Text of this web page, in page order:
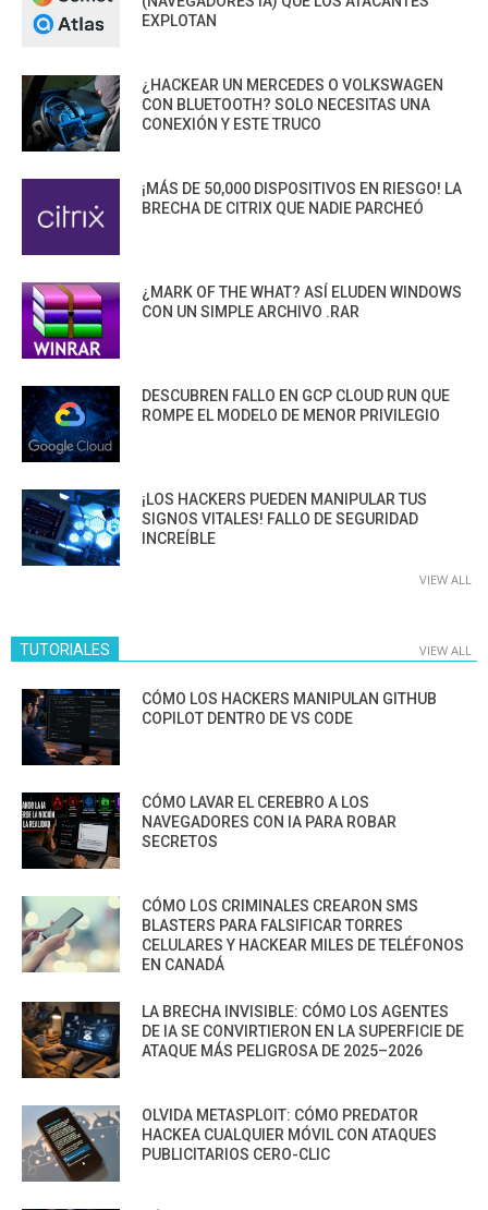
EXPLOTAN
¿HACKEAR UN MERCEDES O VOLKSWAGEN
CON BLUETOOTH? SOLO NECESITAS UNA
CONEXIÓN Y ESTE TRUCO
¡MÁS DE 50,000 DISPOSITIVOS EN RIESGO! LA
BRECHA DE CITRIX QUE NADIE PARCHEÓ
¿MARK OF THE WHAT? ASÍ ELUDEN WINDOWS
CON UN SIMPLE ARCHIVO .RAR
DESCUBREN FALLO EN GCP CLOUD RUN QUE
ROMPE EL MODELO DE MENOR PRIVILEGIO
¡LOS HACKERS PUEDEN MANIPULAR TUS
SIGNOS VITALES! FALLO DE SEGURIDAD
INCREÍBLE
VIEW ALL
TUTORIALES VIEW ALL
CÓMO LOS HACKERS MANIPULAN GITHUB
COPILOT DENTRO DE VS CODE
CÓMO LAVAR EL CEREBRO A LOS
NAVEGADORES CON IA PARA ROBAR
SECRETOS
CÓMO LOS CRIMINALES CREARON SMS
BLASTERS PARA FALSIFICAR TORRES
CELULARES Y HACKEAR MILES DE TELÉFONOS
EN CANADÁ
LA BRECHA INVISIBLE: CÓMO LOS AGENTES
DE IA SE CONVIRTIERON EN LA SUPERFICIE DE
ATAQUE MÁS PELIGROSA DE 2025–2026
OLVIDA METASPLOIT: CÓMO PREDATOR
HACKEA CUALQUIER MÓVIL CON ATAQUES
PUBLICITARIOS CERO-CLIC